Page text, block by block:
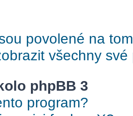
povolené na
všechny své
phpBB 3
program?